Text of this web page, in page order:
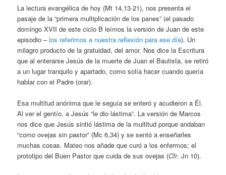
La lectura evangélica de hoy (Mt 14,13-21), nos presenta el
pasaje de la “primera multiplicación de los panes” (el pasado
domingo XVII de este ciclo B leímos la versión de Juan de este
episodio –los referimos a nuestra reflexión para ese día). Un
milagro producto de la gratuidad, del amor. Nos dice la Escritura
que al enterarse Jesús de la muerte de Juan el Bautista, se retiró
a un lugar tranquilo y apartado, como solía hacer cuando quería
hablar con el Padre (orar).
Esa multitud anónima que le seguía se enteró y acudieron a Él.
Al ver el gentío, a Jesús “le dio lástima”. La versión de Marcos
nos dice que Jesús sintió lástima de la multitud porque andaban
“como ovejas sin pastor” (Mc 6,34) y se sentó a enseñarles
muchas cosas. Mateo nos añade que curó a los enfermos; el
prototipo del Buen Pastor que cuida de sus ovejas (Cfr. Jn 10).